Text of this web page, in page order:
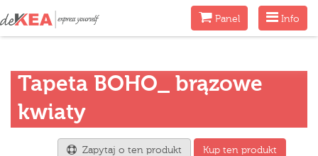
Menu
Info
MenuPanel
Tapeta BOHO_ brązowe
kwiaty
Zapytaj o ten produkt Kup ten produkt